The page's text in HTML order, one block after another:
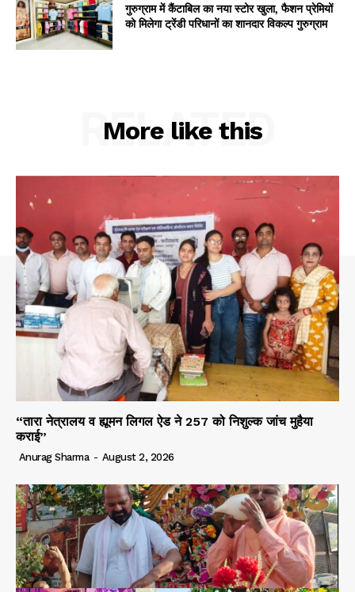
गुरुग्राम में कैंटाबिल का नया स्टोर खुला, फैशन प्रेमियों
को मिलेगा ट्रेंडी परिधानों का शानदार विकल्प गुरुग्राम
More like this
RELATED
“तारा नेत्रालय व ह्यूमन लिगल ऐड ने 257 को निशुल्क जांच मुहैया
कराई”
Anurag Sharma - August 2, 2026